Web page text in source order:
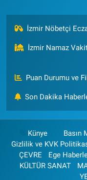
İzmir Nöbetçi
İzmir Namaz
Puan Durumu ve
Son Dakika
Künye Basın
Gizlilik ve KVK
ÇEVRE
Ege
KÜLTÜR SANAT